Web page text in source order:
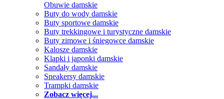
Obuwie damskie
Buty do wody damskie
Buty sportowe damskie
Buty trekkingowe i turystyczne damskie
Buty zimowe i śniegowce damskie
Kalosze damskie
Klapki i japonki damskie
Sandały damskie
Sneakersy damskie
Trampki damskie
Zobacz więcej...